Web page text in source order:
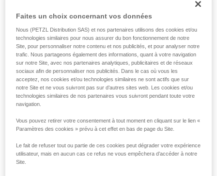
Faites un choix concernant vos données
Nous (PETZL Distribution SAS) et nos partenaires utilisons des cookies et/ou
technologies similaires pour nous assurer du bon fonctionnement de notre
Site, pour personnaliser notre contenu et nos publicités, et pour analyser notre
trafic. Nous partageons également des informations, quant à votre navigation
sur notre Site, avec nos partenaires analytiques, publicitaires et de réseaux
sociaux afin de personnaliser nos publicités. Dans le cas où vous les
acceptez, nos cookies et/ou technologies similaires ne sont actifs que sur
notre Site et ne vous suivront pas sur d’autres sites web. Les cookies et/ou
technologies similaires de nos partenaires vous suivront pendant toute votre
navigation.
Vous pouvez retirer votre consentement à tout moment en cliquant sur le lien «
Paramètres des cookies » prévu à cet effet en bas de page du Site.
Le fait de refuser tout ou partie de ces cookies peut dégrader votre expérience
utilisateur, mais en aucun cas ce refus ne vous empêchera d’accéder à notre
Site.